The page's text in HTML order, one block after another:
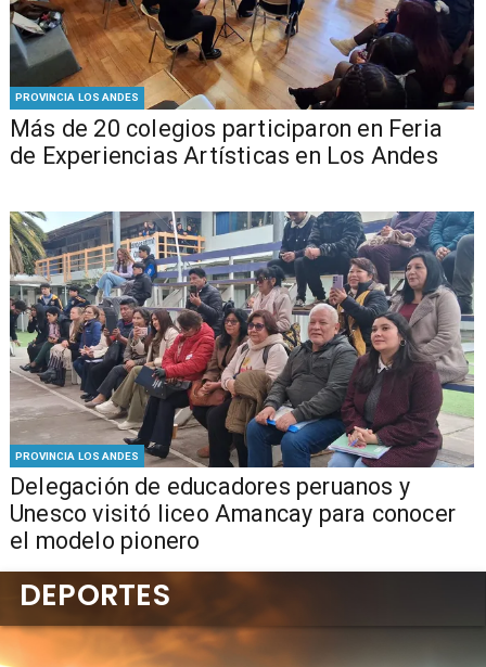
PROVINCIA LOS ANDES
Más de 20 colegios participaron en Feria
de Experiencias Artísticas en Los Andes
PROVINCIA LOS ANDES
Delegación de educadores peruanos y
Unesco visitó liceo Amancay para conocer
el modelo pionero
DEPORTES